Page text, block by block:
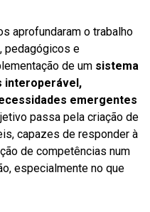
aprofundaram o trabalho
pedagógicos e
de um sistema
interoperável,
emergentes
passa pela criação de
capazes de responder à
de competências num
especialmente no que